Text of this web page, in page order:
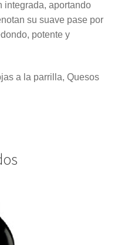
integrada, aportando
su suave pase por
potente y
a la parrilla, Quesos